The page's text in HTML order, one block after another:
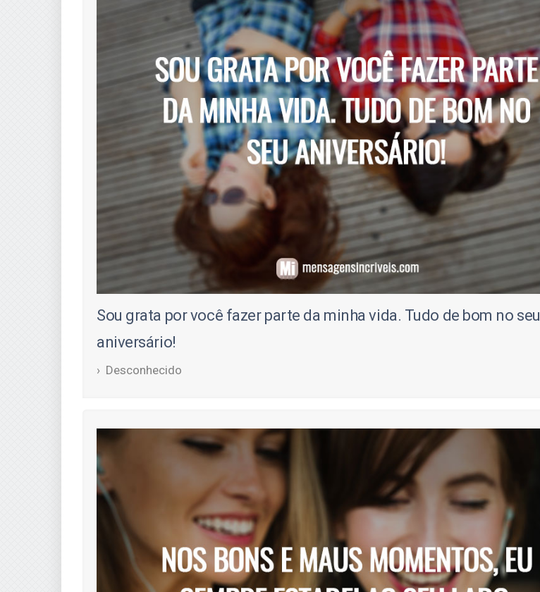
Sou grata por você fazer parte da minha vida. Tudo de bom no seu
aniversário!
Desconhecido